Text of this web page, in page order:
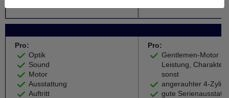
Pro:
Optik
Sound
Motor
Ausstattung
Auftritt
Pro:
Gentlemen-Motor
Leistung, Charakter
sonst
angerauhter 4-
gute